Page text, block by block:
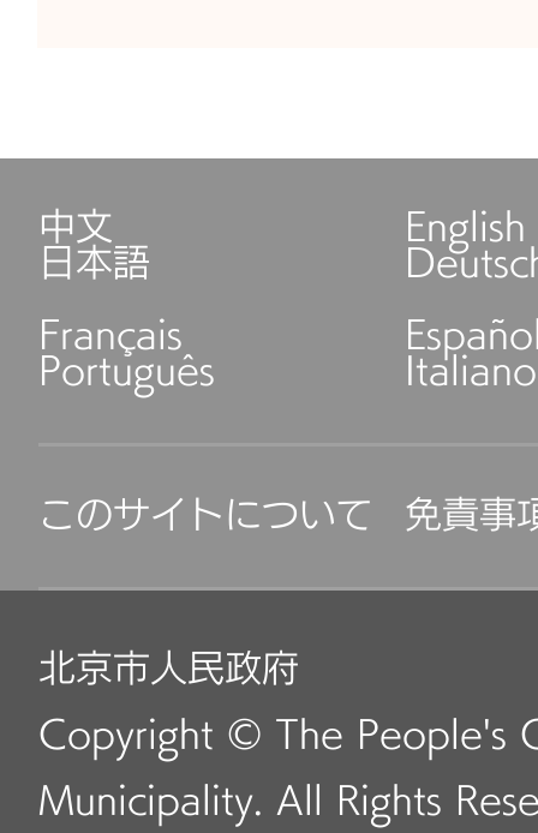
中文 English
日本語
Français
Português Italiano
このサイトについて 免責事
北京市人民政府
Copyright © The People's
Municipality. All Rights